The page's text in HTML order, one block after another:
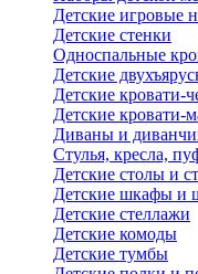
Детские игровые
Детские стенки
Односпальные
Детские
Детские кровати-
Детские
Диваны и
Стулья, кресла,
Детские столы и
Детские шкафы и
Детские стеллажи
Детские комоды
Детские тумбы